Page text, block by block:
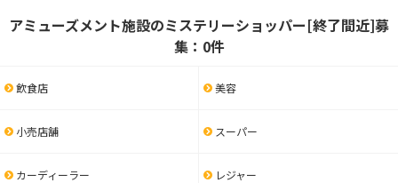
アミューズメント施設のミステリーショッパー[終了間近]募
集：0件
飲食店 美容
小売店舗 スーパー
カーディーラー レジャー